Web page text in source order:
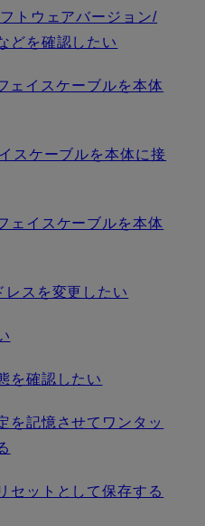
トウェアバージョン/
どを確認したい
ェイスケーブルを本体
スケーブルを本体に接
ェイスケーブルを本体
スを変更したい
を確認したい
を記憶させてワンタッ
セットとして保存する